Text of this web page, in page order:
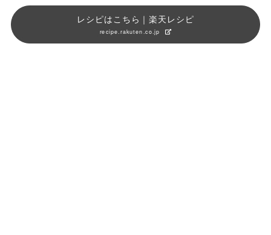
レシピはこちら｜楽天レシピ
recipe.rakuten.co.jp